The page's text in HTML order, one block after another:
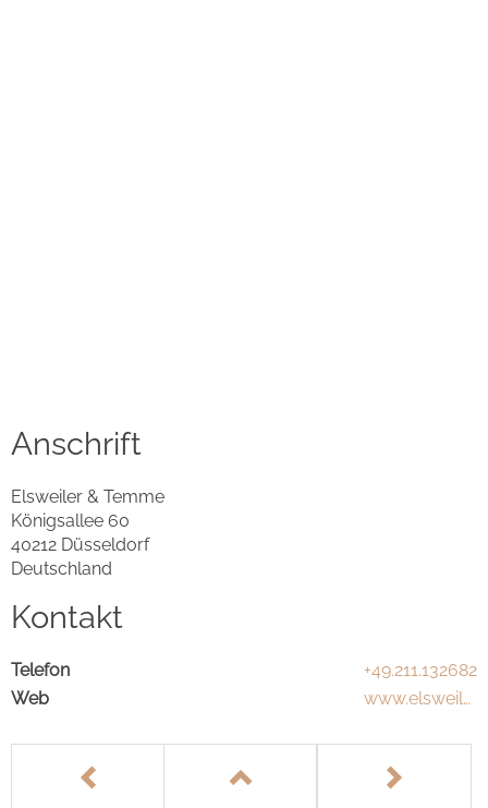
Anschrift
Elsweiler & Temme
Königsallee 60
40212 Düsseldorf
Deutschland
Kontakt
Telefon
+49.211.132682
Web
www.elsweile
e
中文